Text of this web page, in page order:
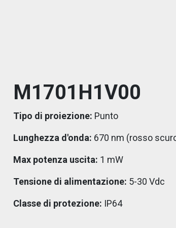
M1701H1V00
Tipo di proiezione: Punto
Lunghezza d'onda: 670 nm (rosso
Max potenza uscita: 1 mW
Tensione di alimentazione: 5-30 Vdc
Classe di protezione: IP64